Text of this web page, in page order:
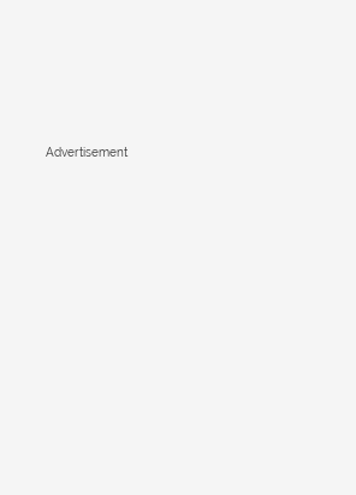
Advertisement